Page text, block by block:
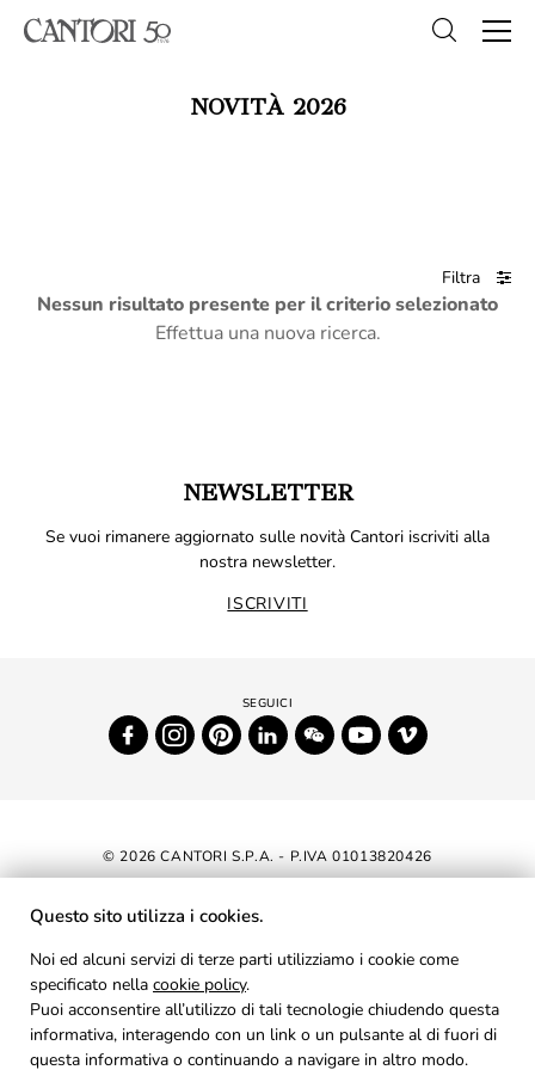
NOVITÀ 2026
Filtra
Nessun risultato presente per il criterio selezionato
Effettua una nuova ricerca.
NEWSLETTER
Se vuoi rimanere aggiornato sulle novità Cantori iscriviti alla
nostra newsletter.
ISCRIVITI
© 2026 CANTORI S.P.A. - P.IVA 01013820426
DICHIARAZIONE DI ACCESSIBILITÀ
AREA RISERVATA
PRIVACY
COOKIES
Questo sito utilizza i cookies.
Noi ed alcuni servizi di terze parti utilizziamo i cookie come
specificato nella cookie policy.
Puoi acconsentire all’utilizzo di tali tecnologie chiudendo questa
informativa, interagendo con un link o un pulsante al di fuori di
questa informativa o continuando a navigare in altro modo.